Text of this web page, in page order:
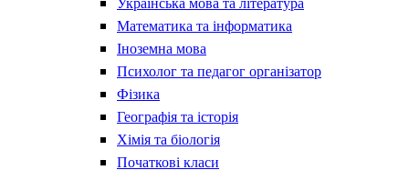
Математика та інформатика
Іноземна мова
Психолог та педагог організатор
Фізика
Географія та історія
Хімія та біологія
Початкові класи